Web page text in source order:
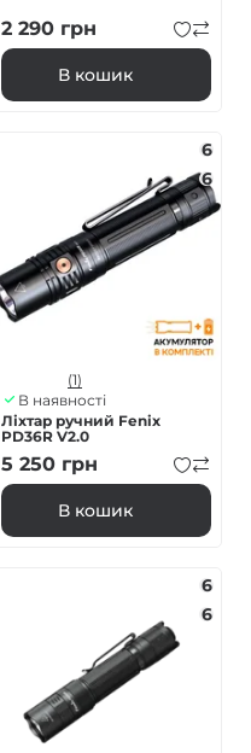
2 290 грн
В кошик
6
6
(1)
В наявності
Ліхтар ручний Fenix
PD36R V2.0
5 250 грн
В кошик
6
6